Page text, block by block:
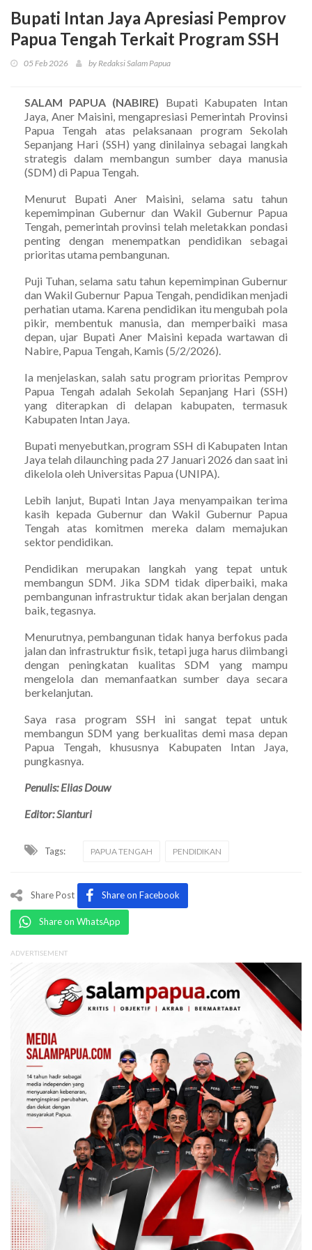
Bupati Intan Jaya Apresiasi Pemprov
Papua Tengah Terkait Program SSH
05 Feb 2026 by Redaksi Salam Papua
SALAM PAPUA (NABIRE) Bupati Kabupaten Intan
Jaya, Aner Maisini, mengapresiasi Pemerintah Provinsi
Papua Tengah atas pelaksanaan program Sekolah
Sepanjang Hari (SSH) yang dinilainya sebagai langkah
strategis dalam membangun sumber daya manusia
(SDM) di Papua Tengah.
Menurut Bupati Aner Maisini, selama satu tahun
kepemimpinan Gubernur dan Wakil Gubernur Papua
Tengah, pemerintah provinsi telah meletakkan pondasi
penting dengan menempatkan pendidikan sebagai
prioritas utama pembangunan.
Puji Tuhan, selama satu tahun kepemimpinan Gubernur
dan Wakil Gubernur Papua Tengah, pendidikan menjadi
perhatian utama. Karena pendidikan itu mengubah pola
pikir, membentuk manusia, dan memperbaiki masa
depan, ujar Bupati Aner Maisini kepada wartawan di
Nabire, Papua Tengah, Kamis (5/2/2026).
Ia menjelaskan, salah satu program prioritas Pemprov
Papua Tengah adalah Sekolah Sepanjang Hari (SSH)
yang diterapkan di delapan kabupaten, termasuk
Kabupaten Intan Jaya.
Bupati menyebutkan, program SSH di Kabupaten Intan
Jaya telah dilaunching pada 27 Januari 2026 dan saat ini
dikelola oleh Universitas Papua (UNIPA).
Lebih lanjut, Bupati Intan Jaya menyampaikan terima
kasih kepada Gubernur dan Wakil Gubernur Papua
Tengah atas komitmen mereka dalam memajukan
sektor pendidikan.
Pendidikan merupakan langkah yang tepat untuk
membangun SDM. Jika SDM tidak diperbaiki, maka
pembangunan infrastruktur tidak akan berjalan dengan
baik, tegasnya.
Menurutnya, pembangunan tidak hanya berfokus pada
jalan dan infrastruktur fisik, tetapi juga harus diimbangi
dengan peningkatan kualitas SDM yang mampu
mengelola dan memanfaatkan sumber daya secara
berkelanjutan.
Saya rasa program SSH ini sangat tepat untuk
membangun SDM yang berkualitas demi masa depan
Papua Tengah, khususnya Kabupaten Intan Jaya,
pungkasnya.
Penulis: Elias Douw
Editor: Sianturi
Tags: PAPUA TENGAH PENDIDIKAN
Share Post Share on Facebook
Share on WhatsApp
ADVERTISEMENT